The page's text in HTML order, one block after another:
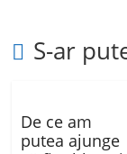
S-ar
De ce am
putea ajunge